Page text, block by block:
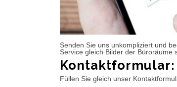
Senden Sie uns unkompliziert und
Service gleich Bilder der Büroräume
Kontaktformular:
Füllen Sie gleich unser